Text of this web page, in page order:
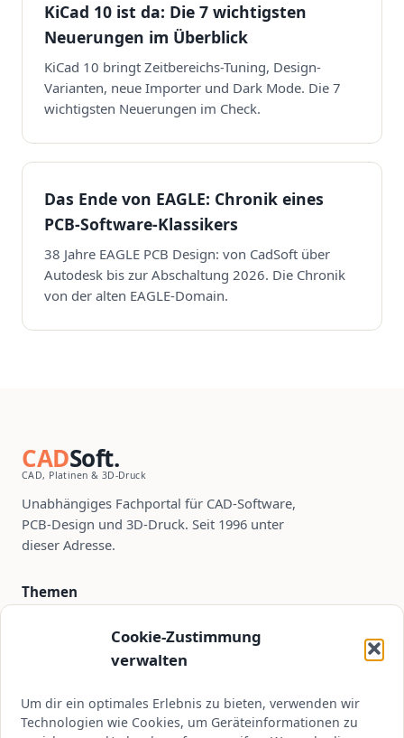
Cookie-Zustimmung
verwalten
Um dir ein optimales Erlebnis zu bieten, verwenden wir
Technologien wie Cookies, um Geräteinformationen zu
KiCad 10 ist da: Die 7 wichtigsten
Neuerungen im Überblick
KiCad 10 bringt Zeitbereichs-Tuning, Design-
Varianten, neue Importer und Dark Mode. Die 7
wichtigsten Neuerungen im Check.
Das Ende von EAGLE: Chronik eines
PCB-Software-Klassikers
38 Jahre EAGLE PCB Design: von CadSoft über
Autodesk bis zur Abschaltung 2026. Die Chronik
von der alten EAGLE-Domain.
CADSoft.
CAD, Platinen & 3D-Druck
Unabhängiges Fachportal für CAD-Software,
PCB-Design und 3D-Druck. Seit 1996 unter
dieser Adresse.
Themen
Tutorials